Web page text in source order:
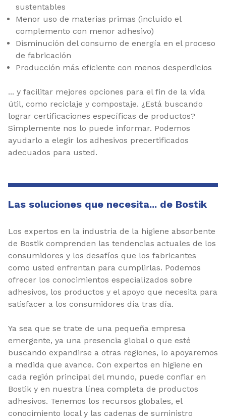
sustentables
Menor uso de materias primas (incluido el
complemento con menor adhesivo)
Disminución del consumo de energía en el proceso
de fabricación
Producción más eficiente con menos desperdicios
... y facilitar mejores opciones para el fin de la vida
útil, como reciclaje y compostaje. ¿Está buscando
lograr certificaciones específicas de productos?
Simplemente nos lo puede informar. Podemos
ayudarlo a elegir los adhesivos precertificados
adecuados para usted.
Las soluciones que necesita... de Bostik
Los expertos en la industria de la higiene absorbente
de Bostik comprenden las tendencias actuales de los
consumidores y los desafíos que los fabricantes
como usted enfrentan para cumplirlas. Podemos
ofrecer los conocimientos especializados sobre
adhesivos, los productos y el apoyo que necesita para
satisfacer a los consumidores día tras día.
Ya sea que se trate de una pequeña empresa
emergente, ya una presencia global o que esté
buscando expandirse a otras regiones, lo apoyaremos
a medida que avance. Con expertos en higiene en
cada región principal del mundo, puede confiar en
Bostik y en nuestra línea completa de productos
adhesivos. Tenemos los recursos globales, el
conocimiento local y las cadenas de suministro